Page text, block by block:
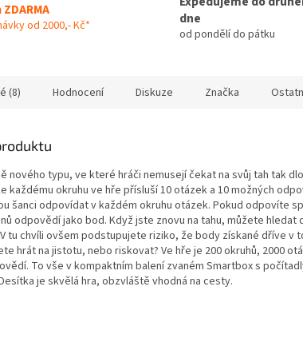
od 2000,- Kč*
dne
od pondělí do pátku
(8) Hodnocení Diskuze Značka
nového typu, ve které hráči nemusejí čekat na svůj tah tak
každému okruhu ve hře přísluší 10 otázek a 10 možných
šanci odpovídat v každém okruhu otázek. Pokud odpovíte
odpovědí jako bod. Když jste znovu na tahu, můžete hledat
tu chvíli ovšem podstupujete riziko, že body získané dříve v
hrát na jistotu, nebo riskovat? Ve hře je 200 okruhů, 2000
To vše v kompaktním balení zvaném Smartbox s
je skvělá hra, obzvláště vhodná na cesty.